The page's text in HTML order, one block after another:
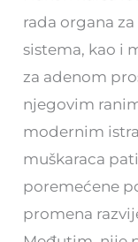
rada organa
sistema, kao i
za adenom
njegovim
modernim
muškaraca
poremećene
promena